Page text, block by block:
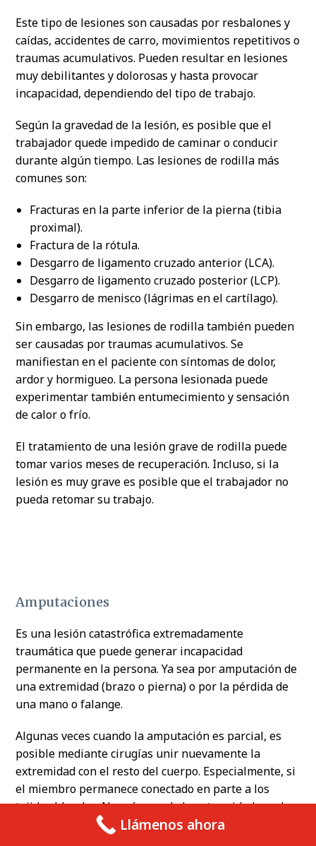
Este tipo de lesiones son causadas por resbalones y
caídas, accidentes de carro, movimientos repetitivos o
traumas acumulativos. Pueden resultar en lesiones
muy debilitantes y dolorosas y hasta provocar
incapacidad, dependiendo del tipo de trabajo.
Según la gravedad de la lesión, es posible que el
trabajador quede impedido de caminar o conducir
durante algún tiempo. Las lesiones de rodilla más
comunes son:
Fracturas en la parte inferior de la pierna (tibia
proximal).
Fractura de la rótula.
Desgarro de ligamento cruzado anterior (LCA).
Desgarro de ligamento cruzado posterior (LCP).
Desgarro de menisco (lágrimas en el cartílago).
Sin embargo, las lesiones de rodilla también pueden
ser causadas por traumas acumulativos. Se
manifiestan en el paciente con síntomas de dolor,
ardor y hormigueo. La persona lesionada puede
experimentar también entumecimiento y sensación
de calor o frío.
El tratamiento de una lesión grave de rodilla puede
tomar varios meses de recuperación. Incluso, si la
lesión es muy grave es posible que el trabajador no
pueda retomar su trabajo.
Amputaciones
Es una lesión catastrófica extremadamente
traumática que puede generar incapacidad
permanente en la persona. Ya sea por amputación de
una extremidad (brazo o pierna) o por la pérdida de
una mano o falange.
Algunas veces cuando la amputación es parcial, es
posible mediante cirugías unir nuevamente la
extremidad con el resto del cuerpo. Especialmente, si
el miembro permanece conectado en parte a los
tejidos blandos. No así, cuando la extremidad queda
totalmente cercenada.Llámenos ahora